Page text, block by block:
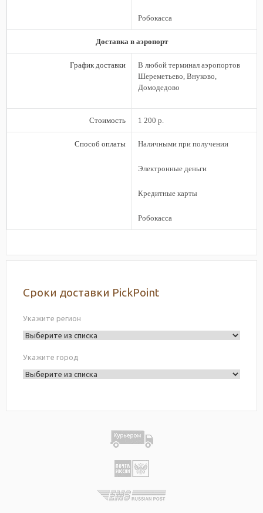
Робокасса
Доставка в аэропорт
График доставки
В любой терминал аэропортов
Шереметьево, Внуково,
Домодедово
Стоимость 1 200 р.
Способ оплаты Наличными при получении
Электронные деньги
Кредитные карты
Робокасса
Сроки доставки PickPoint
Укажите регион
Укажите город